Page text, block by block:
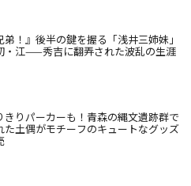
弟！』後半の鍵を握る「浅井三姉妹」
・江——秀吉に翻弄された波乱の生涯
きりパーカーも！青森の縄文遺跡群で
た土偶がモチーフのキュートなグッズ